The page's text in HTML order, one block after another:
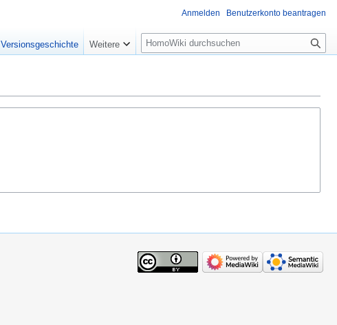
Anmelden Benutzerkonto beantragen
Versionsgeschichte Weitere
Suche